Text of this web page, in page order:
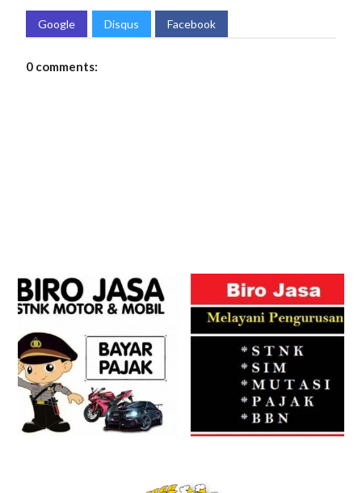
Google Disqus Facebook
0 comments: